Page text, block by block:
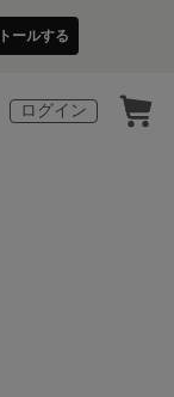
ールする
ログイン